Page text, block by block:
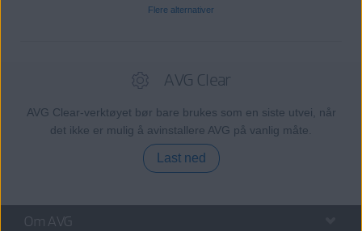
Flere alternativer
AVG Clear
AVG Clear-verktøyet bør bare brukes som en siste utvei, når
det ikke er mulig å avinstallere AVG på vanlig måte.
Last ned
Om AVG